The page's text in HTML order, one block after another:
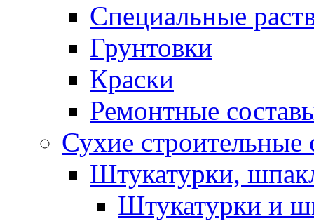
Специальные
Грунтовки
Краски
Ремонтные
Сухие
Штукатурки,
Штукатурки и